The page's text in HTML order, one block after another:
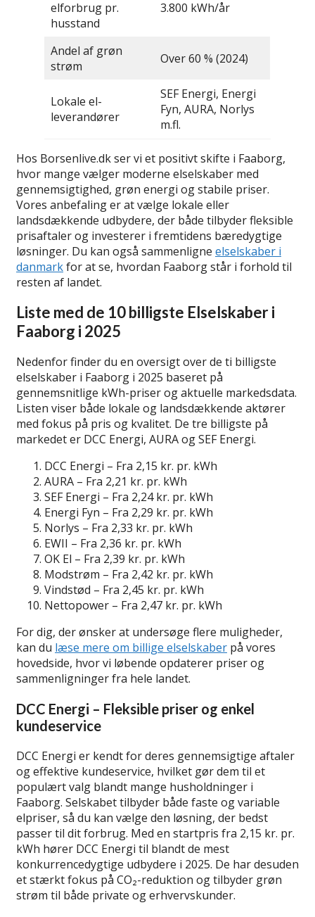
elforbrug pr.
husstand
3.800 kWh/år
Andel af grøn
strøm
Over 60 % (2024)
Lokale el-
leverandører
SEF Energi, Energi
Fyn, AURA, Norlys
m.fl.
Hos Borsenlive.dk ser vi et positivt skifte i Faaborg,
hvor mange vælger moderne elselskaber med
gennemsigtighed, grøn energi og stabile priser.
Vores anbefaling er at vælge lokale eller
landsdækkende udbydere, der både tilbyder fleksible
prisaftaler og investerer i fremtidens bæredygtige
løsninger. Du kan også sammenligne elselskaber i
danmarkfor at se, hvordan Faaborg står i forhold til
resten af landet.
Liste med de 10 billigste Elselskaber i
Faaborg i 2025
Nedenfor finder du en oversigt over de ti billigste
elselskaber i Faaborg i 2025 baseret på
gennemsnitlige kWh-priser og aktuelle markedsdata.
Listen viser både lokale og landsdækkende aktører
med fokus på pris og kvalitet. De tre billigste på
markedet er DCC Energi, AURA og SEF Energi.
DCC Energi – Fra 2,15 kr. pr. kWh
AURA – Fra 2,21 kr. pr. kWh
SEF Energi – Fra 2,24 kr. pr. kWh
Energi Fyn – Fra 2,29 kr. pr. kWh
Norlys – Fra 2,33 kr. pr. kWh
EWII – Fra 2,36 kr. pr. kWh
OK El – Fra 2,39 kr. pr. kWh
Modstrøm – Fra 2,42 kr. pr. kWh
Vindstød – Fra 2,45 kr. pr. kWh
Nettopower – Fra 2,47 kr. pr. kWh
For dig, der ønsker at undersøge flere muligheder,
kan du læse mere om billige elselskaber på vores
hovedside, hvor vi løbende opdaterer priser og
sammenligninger fra hele landet.
DCC Energi – Fleksible priser og enkel
kundeservice
DCC Energi er kendt for deres gennemsigtige aftaler
og effektive kundeservice, hvilket gør dem til et
populært valg blandt mange husholdninger i
Faaborg. Selskabet tilbyder både faste og variable
elpriser, så du kan vælge den løsning, der bedst
passer til dit forbrug. Med en startpris fra 2,15 kr. pr.
kWh hører DCC Energi til blandt de mest
konkurrencedygtige udbydere i 2025. De har desuden
et stærkt fokus på CO₂-reduktion og tilbyder grøn
strøm til både private og erhvervskunder.